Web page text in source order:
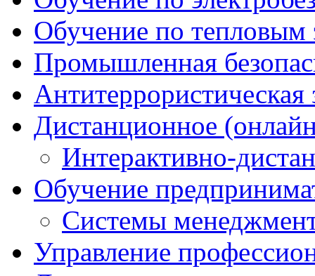
Обучение по тепловым
Промышленная
Дистанционное
Интерактивно-
Обучение
Системы
Управление